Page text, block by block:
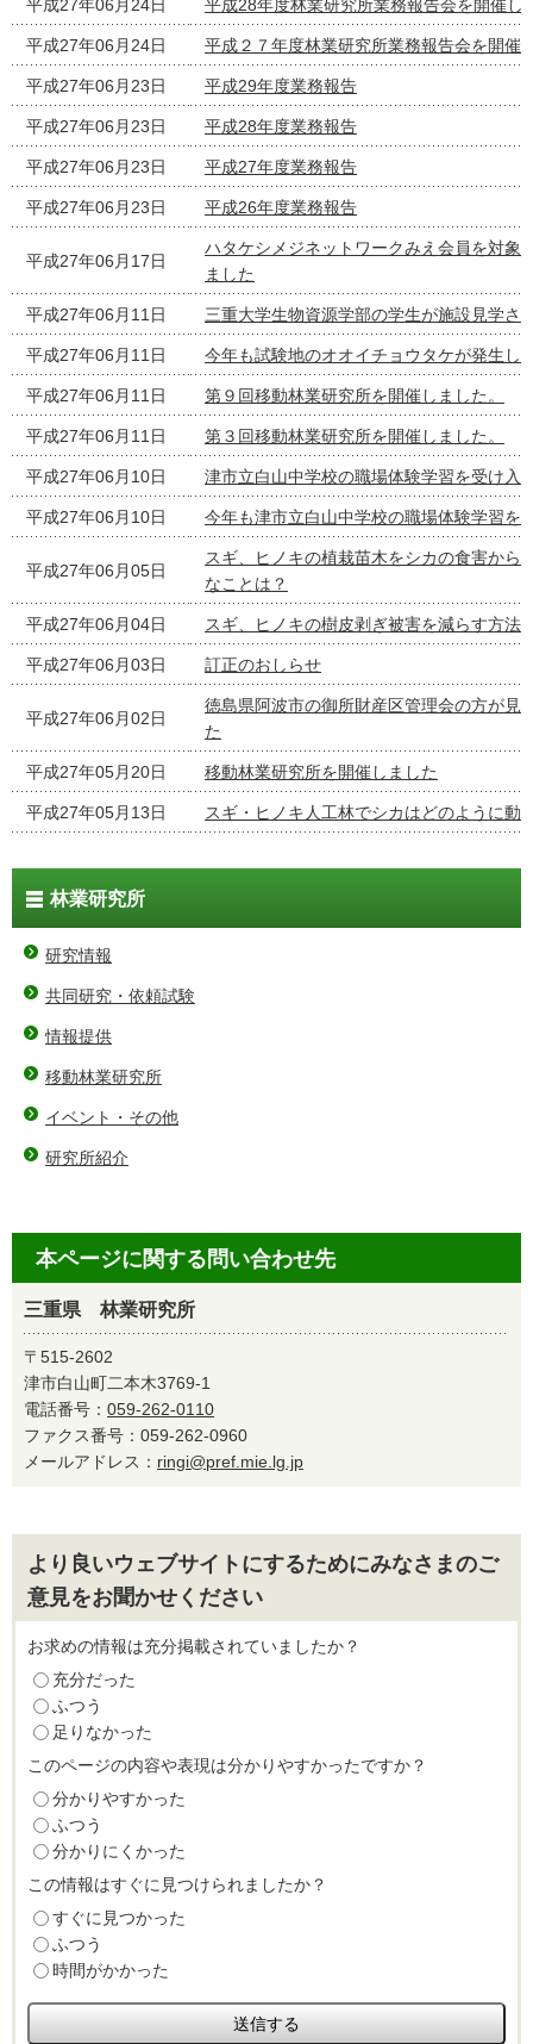
平成27年06月24日 平成28年度林業研究所業務報告会を開催し
平成27年06月24日 平成２７年度林業研究所業務報告会を開催
平成27年06月23日 平成29年度業務報告
平成27年06月23日 平成28年度業務報告
平成27年06月23日 平成27年度業務報告
平成27年06月23日 平成26年度業務報告
平成27年06月17日
ハタケシメジネットワークみえ会員を対象
ました
平成27年06月11日 三重大学生物資源学部の学生が施設見学さ
平成27年06月11日 今年も試験地のオオイチョウタケが発生し
平成27年06月11日 第９回移動林業研究所を開催しました。
平成27年06月11日 第３回移動林業研究所を開催しました。
平成27年06月10日 津市立白山中学校の職場体験学習を受け入
平成27年06月10日 今年も津市立白山中学校の職場体験学習を
平成27年06月05日
スギ、ヒノキの植栽苗木をシカの食害から
なことは？
平成27年06月04日 スギ、ヒノキの樹皮剥ぎ被害を減らす方法
平成27年06月03日 訂正のおしらせ
平成27年06月02日
徳島県阿波市の御所財産区管理会の方が見
た
平成27年05月20日 移動林業研究所を開催しました
平成27年05月13日 スギ・ヒノキ人工林でシカはどのように動
林業研究所
研究情報
共同研究・依頼試験
情報提供
移動林業研究所
イベント・その他
研究所紹介
本ページに関する問い合わせ先
三重県 林業研究所
〒515-2602
津市白山町二本木3769-1
電話番号： 059-262-0110
ファクス番号：059-262-0960
メールアドレス： ringi@pref.mie.lg.jp
より良いウェブサイトにするためにみなさまのご
意見をお聞かせください
お求めの情報は充分掲載されていましたか？
充分だった
ふつう
足りなかった
このページの内容や表現は分かりやすかったですか？
分かりやすかった
ふつう
分かりにくかった
この情報はすぐに見つけられましたか？
すぐに見つかった
ふつう
時間がかかった